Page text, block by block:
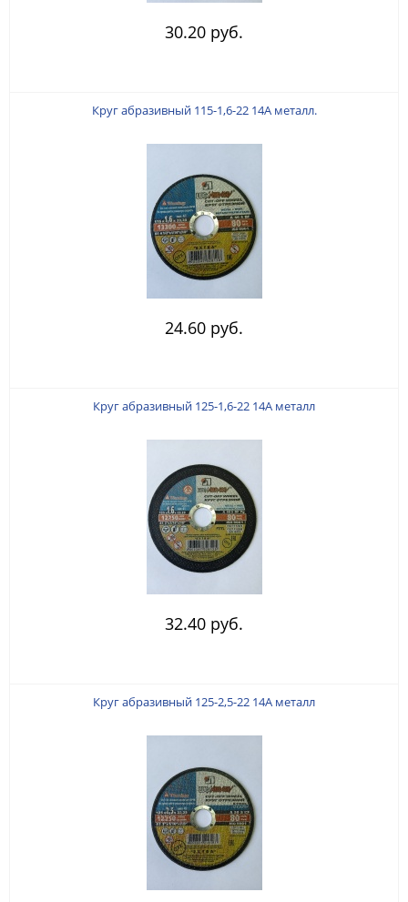
30.20 руб.
Круг абразивный 115-1,6-22 14А металл.
24.60 руб.
Круг абразивный 125-1,6-22 14А металл
32.40 руб.
Круг абразивный 125-2,5-22 14А металл